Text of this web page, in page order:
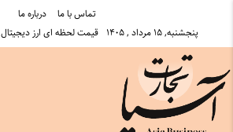
درباره ما
تماس با ما
پنجشنبه, ۱۵ مرداد , ۱۴۰۵
قیمت لحظه ای ارز دیجیتال